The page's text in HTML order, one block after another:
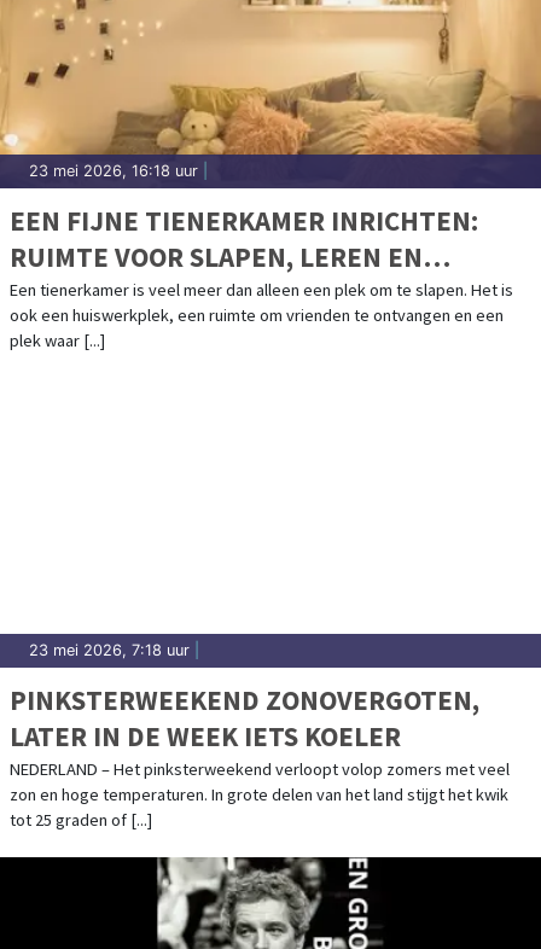
23 mei 2026, 16:18 uur
EEN FIJNE TIENERKAMER INRICHTEN:
RUIMTE VOOR SLAPEN, LEREN EN
ONTSPANNEN
Een tienerkamer is veel meer dan alleen een plek om te slapen. Het is
ook een huiswerkplek, een ruimte om vrienden te ontvangen en een
plek waar [...]
23 mei 2026, 7:18 uur
PINKSTERWEEKEND ZONOVERGOTEN,
LATER IN DE WEEK IETS KOELER
NEDERLAND – Het pinksterweekend verloopt volop zomers met veel
zon en hoge temperaturen. In grote delen van het land stijgt het kwik
tot 25 graden of [...]